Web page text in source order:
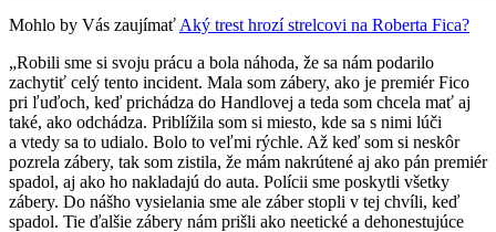
Mohlo by Vás zaujímať Aký trest hrozí strelcovi na Roberta Fica?
„Robili sme si svoju prácu a bola náhoda, že sa nám podarilo
zachytiť celý tento incident. Mala som zábery, ako je premiér Fico
pri ľuďoch, keď prichádza do Handlovej a teda som chcela mať aj
také, ako odchádza. Priblížila som si miesto, kde sa s nimi lúči
a vtedy sa to udialo. Bolo to veľmi rýchle. Až keď som si neskôr
pozrela zábery, tak som zistila, že mám nakrútené aj ako pán premiér
spadol, aj ako ho nakladajú do auta. Polícii sme poskytli všetky
zábery. Do nášho vysielania sme ale záber stopli v tej chvíli, keď
spadol. Tie ďalšie zábery nám prišli ako neetické a dehonestujúce